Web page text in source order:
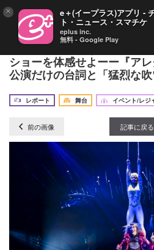
人間業とは思えないシルク
ショーを体感せよーー『ア
公演だけの台詞と「猛烈な
レポート
舞台 イベント/レジ
前の画像 記事に戻る
× e＋(イープラス)アプリ -
ト・ニュース・スマチケ
eplus inc.
無料 - Google Play